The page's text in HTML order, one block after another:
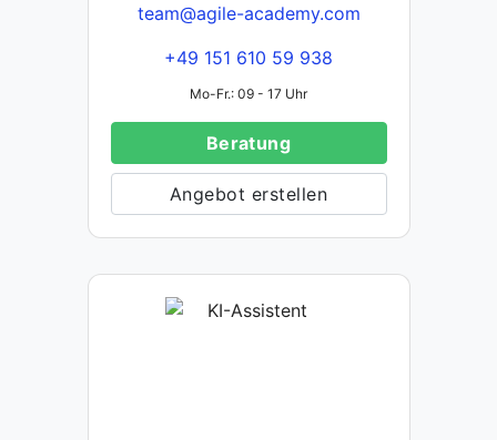
team@agile-academy.com
+49 151 610 59 938
Mo-Fr.: 09 - 17 Uhr
Beratung
Angebot erstellen